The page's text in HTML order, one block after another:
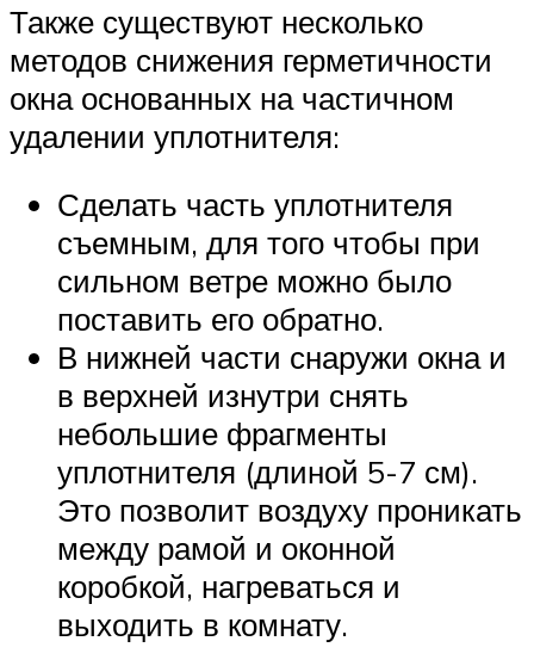
Также существуют несколько
методов снижения герметичности
окна основанных на частичном
удалении уплотнителя:
Сделать часть уплотнителя
съемным, для того чтобы при
сильном ветре можно было
поставить его обратно.
В нижней части снаружи окна и
в верхней изнутри снять
небольшие фрагменты
уплотнителя (длиной 5-7 см).
Это позволит воздуху проникать
между рамой и оконной
коробкой, нагреваться и
выходить в комнату.